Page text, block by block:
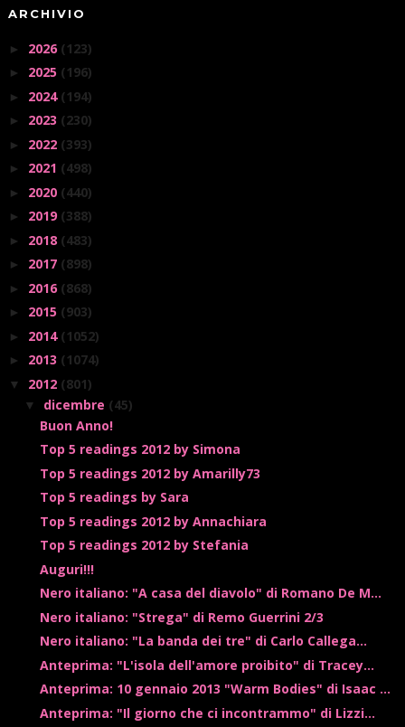
ARCHIVIO
► 2026 (123)
► 2025 (196)
► 2024 (194)
► 2023 (230)
► 2022 (393)
► 2021 (498)
► 2020 (440)
► 2019 (388)
► 2018 (483)
► 2017 (898)
► 2016 (868)
► 2015 (903)
► 2014 (1052)
► 2013 (1074)
▼ 2012 (801)
▼ dicembre (45)
Buon Anno!
Top 5 readings 2012 by Simona
Top 5 readings 2012 by Amarilly73
Top 5 readings by Sara
Top 5 readings 2012 by Annachiara
Top 5 readings 2012 by Stefania
Auguri!!!
Nero italiano: "A casa del diavolo" di Romano De M...
Nero italiano: "Strega" di Remo Guerrini 2/3
Nero italiano: "La banda dei tre" di Carlo Callega...
Anteprima: "L'isola dell'amore proibito" di Tracey...
Anteprima: 10 gennaio 2013 "Warm Bodies" di Isaac ...
Anteprima: "Il giorno che ci incontrammo" di Lizzi...